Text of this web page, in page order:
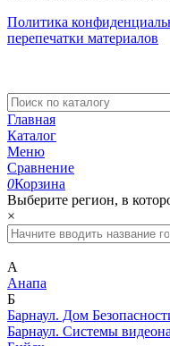
Политика
перепечатки материалов
Главная
Каталог
Меню
Сравнение
0Корзина
Выберите регион, в
×
А
Анапа
Б
Барнаул. Дом
Барнаул. Системы